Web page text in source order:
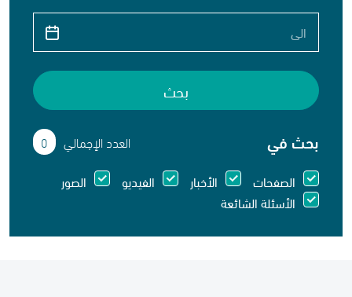
بحث
بحث في العدد الإجمالي 0
الصفحات الأخبار الفيديو
الصور
الأسئلة الشائعة